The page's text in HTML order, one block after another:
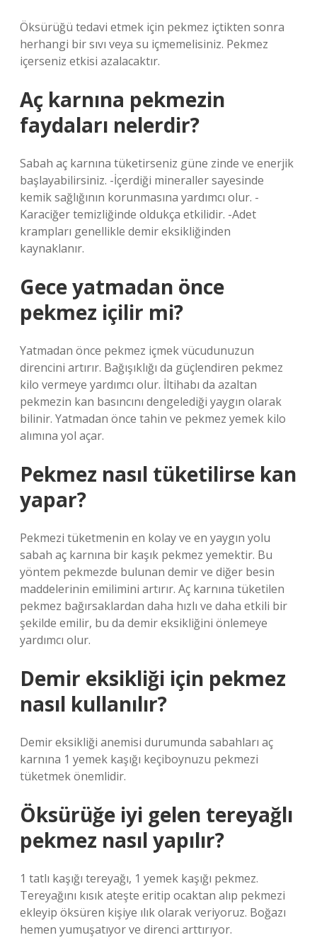
Öksürüğü tedavi etmek için pekmez içtikten sonra
herhangi bir sıvı veya su içmemelisiniz. Pekmez
içerseniz etkisi azalacaktır.
Aç karnına pekmezin
faydaları nelerdir?
Sabah aç karnına tüketirseniz güne zinde ve enerjik
başlayabilirsiniz. -İçerdiği mineraller sayesinde
kemik sağlığının korunmasına yardımcı olur. -
Karaciğer temizliğinde oldukça etkilidir. -Adet
krampları genellikle demir eksikliğinden
kaynaklanır.
Gece yatmadan önce
pekmez içilir mi?
Yatmadan önce pekmez içmek vücudunuzun
direncini artırır. Bağışıklığı da güçlendiren pekmez
kilo vermeye yardımcı olur. İltihabı da azaltan
pekmezin kan basıncını dengelediği yaygın olarak
bilinir. Yatmadan önce tahin ve pekmez yemek kilo
alımına yol açar.
Pekmez nasıl tüketilirse kan
yapar?
Pekmezi tüketmenin en kolay ve en yaygın yolu
sabah aç karnına bir kaşık pekmez yemektir. Bu
yöntem pekmezde bulunan demir ve diğer besin
maddelerinin emilimini artırır. Aç karnına tüketilen
pekmez bağırsaklardan daha hızlı ve daha etkili bir
şekilde emilir, bu da demir eksikliğini önlemeye
yardımcı olur.
Demir eksikliği için pekmez
nasıl kullanılır?
Demir eksikliği anemisi durumunda sabahları aç
karnına 1 yemek kaşığı keçiboynuzu pekmezi
tüketmek önemlidir.
Öksürüğe iyi gelen tereyağlı
pekmez nasıl yapılır?
1 tatlı kaşığı tereyağı, 1 yemek kaşığı pekmez.
Tereyağını kısık ateşte eritip ocaktan alıp pekmezi
ekleyip öksüren kişiye ılık olarak veriyoruz. Boğazı
hemen yumuşatıyor ve direnci arttırıyor.